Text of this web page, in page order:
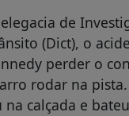
de
(Dict), o
perder o
rodar na
calçada e